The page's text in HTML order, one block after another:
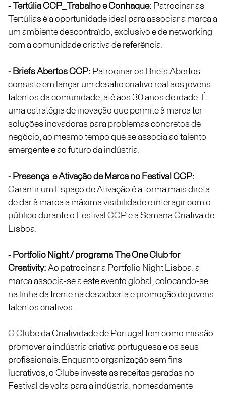
- Tertúlia CCP_Trabalho e Conhaque: Patrocinar as
Tertúlias é a oportunidade ideal para associar a marca a
um ambiente descontraído, exclusivo e de networking
com a comunidade criativa de referência.
- Briefs Abertos CCP: Patrocinar os Briefs Abertos
consiste em lançar um desafio criativo real aos jovens
talentos da comunidade, até aos 30 anos de idade. É
uma estratégia de inovação que permite à marca ter
soluções inovadoras para problemas concretos de
negócio, ao mesmo tempo que se associa ao talento
emergente e ao futuro da indústria.
- Presença e Ativação de Marca no Festival CCP:
Garantir um Espaço de Ativação é a forma mais direta
de dar à marca a máxima visibilidade e interagir com o
público durante o Festival CCP e a Semana Criativa de
Lisboa.
- Portfolio Night / programa The One Club for
Creativity: Ao patrocinar a Portfolio Night Lisboa, a
marca associa-se a este evento global, colocando-se
na linha da frente na descoberta e promoção de jovens
talentos criativos.
O Clube da Criatividade de Portugal tem como missão
promover a indústria criativa portuguesa e os seus
profissionais. Enquanto organização sem fins
lucrativos, o Clube investe as receitas geradas no
Festival de volta para a indústria, nomeadamente